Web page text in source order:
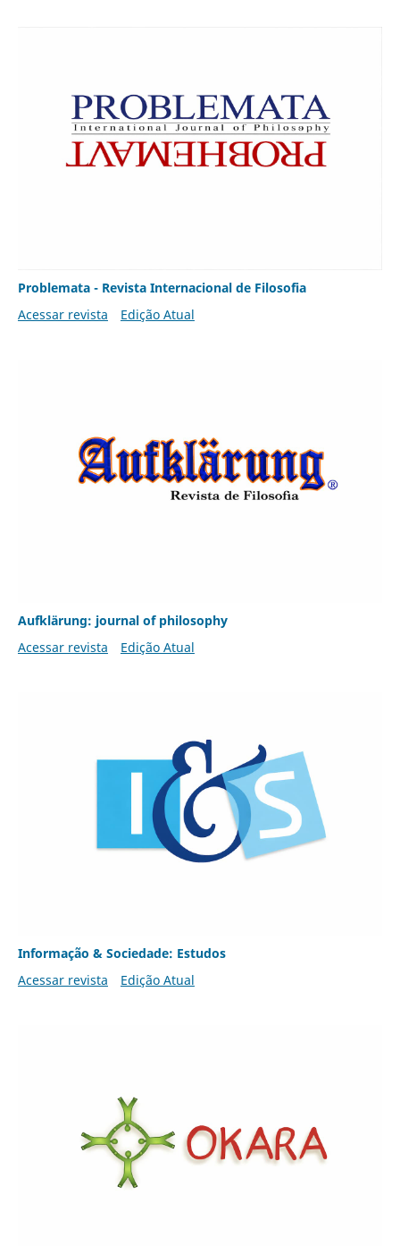
Problemata - Revista Internacional de Filosofia
Acessar revista
Edição Atual
Aufklärung: journal of philosophy
Acessar revista
Edição Atual
Informação & Sociedade: Estudos
Acessar revista
Edição Atual